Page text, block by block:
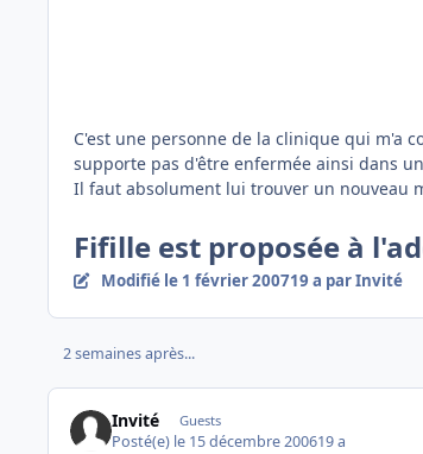
C'est une personne de la clinique qui m'a
supporte pas d'être enfermée ainsi dans
Il faut absolument lui trouver un nouveau
Fifille est proposée à
Modifié le 1 février 200719 a par Invité
2 semaines après...
Invité Guests
Posté(e) le 15 décembre 200619 a